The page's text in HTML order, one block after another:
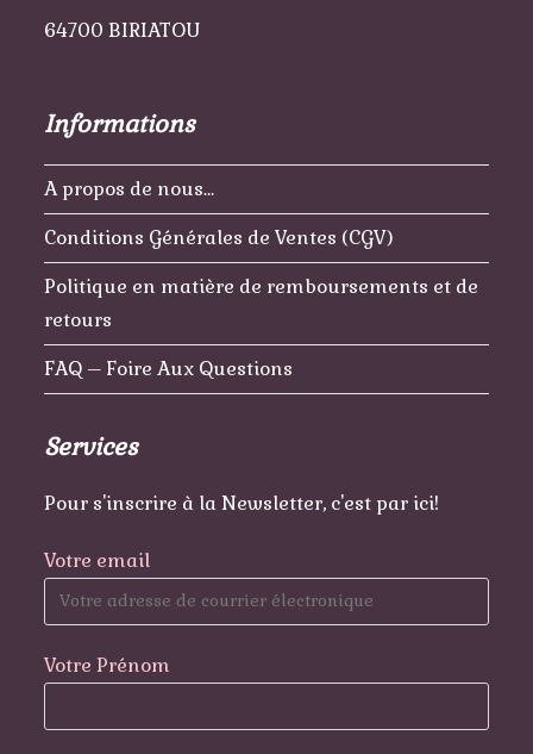
64700 BIRIATOU
Informations
A propos de nous…
Conditions Générales de Ventes (CGV)
Politique en matière de remboursements et de
retours
FAQ – Foire Aux Questions
Services
Pour s'inscrire à la Newsletter, c'est par ici!
Votre email
Votre Prénom